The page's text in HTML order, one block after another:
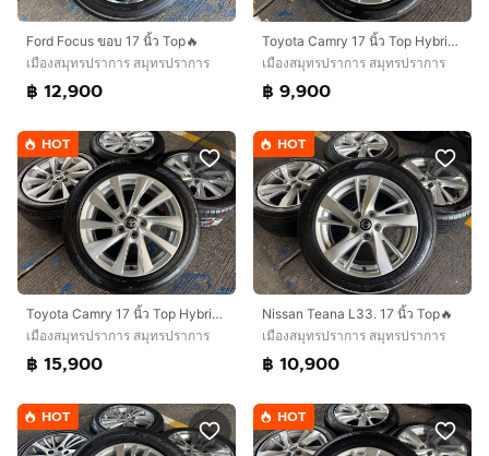
Ford Focus ขอบ 17 นิ้ว Top🔥
เมืองสมุทรปราการ สมุทรปราการ
฿ 12,900
Toyota Camry 17 นิ้ว Top Hybrid🔥
เมืองสมุทรปราการ สมุทรปราการ
฿ 9,900
HOT
Toyota Camry 17 นิ้ว Top Hybrid🔥
เมืองสมุทรปราการ สมุทรปราการ
฿ 15,900
HOT
Nissan Teana L33. 17 นิ้ว Top🔥
เมืองสมุทรปราการ สมุทรปราการ
฿ 10,900
HOT HOT